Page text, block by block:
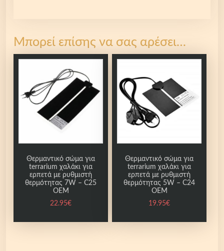
Μπορεί επίσης να σας αρέσει…
Θερμαντικό σώμα για
terrarium χαλάκι για
ερπετά με ρυθμιστή
θερμότητας 7W – C25
OEM
22.95€
Θερμαντικό σώμα για
terrarium χαλάκι για
ερπετά με ρυθμιστή
θερμότητας 5W – C24
OEM
19.95€